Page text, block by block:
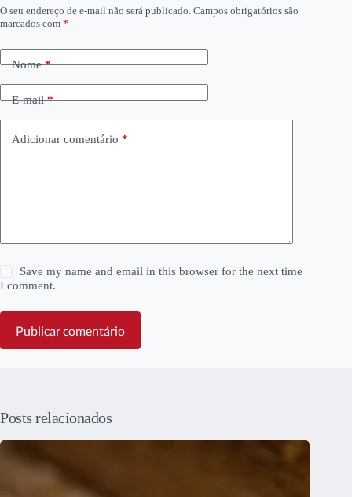
O seu endereço de e-mail não será publicado. Campos obrigatórios são
marcados com *
Nome*
E-mail*
Adicionar comentário *
Save my name and email in this browser for the next time
I comment.
Publicar comentário
Posts relacionados